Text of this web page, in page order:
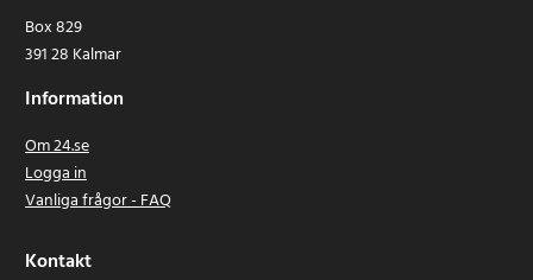
Box 829
391 28 Kalmar
Information
Om 24.se
Logga in
Vanliga frågor - FAQ
Kontakt